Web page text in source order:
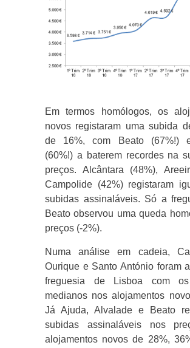
Em termos homólogos, os
novos registaram uma subida
de 16%, com Beato (67%!)
(60%!) a baterem recordes na
preços. Alcântara (48%),
Campolide (42%) registaram
subidas assinaláveis. Só a
Beato observou uma queda
preços (-2%).
Numa análise em cadeia,
Ourique e Santo António foram
freguesia de Lisboa com
medianos nos alojamentos
Já Ajuda, Alvalade e Beato
subidas assinaláveis nos
alojamentos novos de 28%,